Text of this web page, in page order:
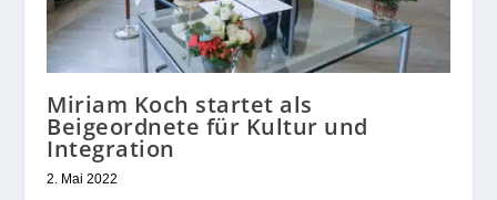
Miriam Koch startet als
Beigeordnete für Kultur und
Integration
2. Mai 2022